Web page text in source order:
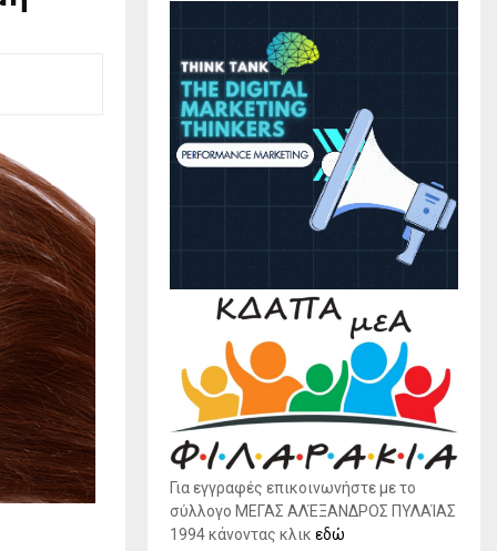
Για εγγραφές επικοινωνήστε με το
σύλλογο ΜΕΓΑΣ ΑΛΈΞΑΝΔΡΟΣ ΠΥΛΑΊΑΣ
1994 κάνοντας κλικ εδώ